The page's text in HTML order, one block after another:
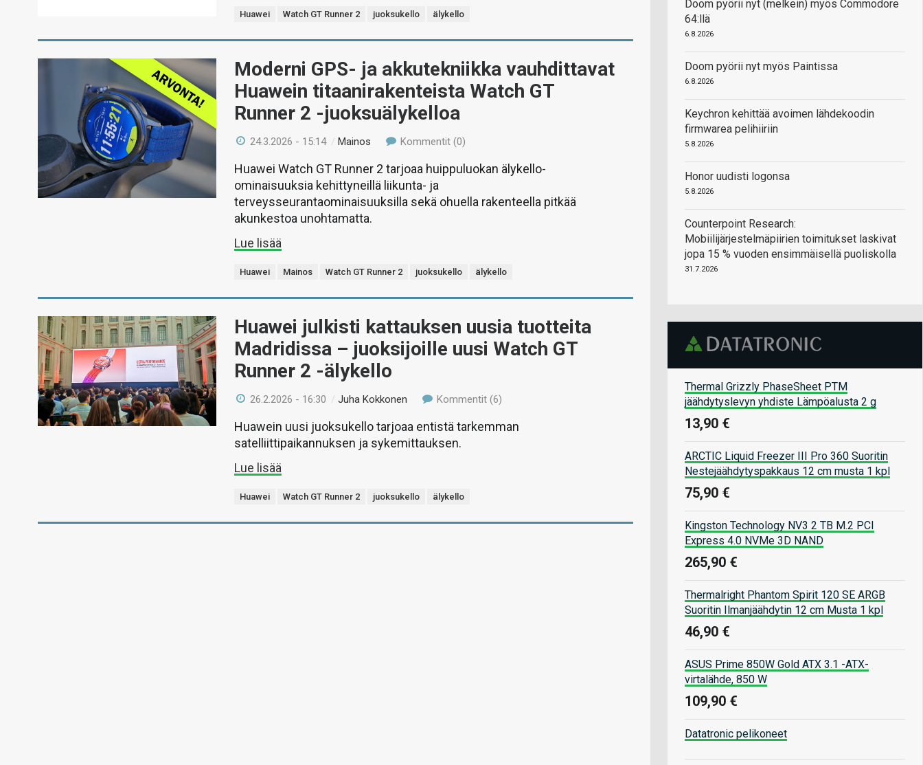
Huawei Watch GT Runner 2 juoksukello älykello
Moderni GPS- ja akkutekniikka vauhdittavat
Huawein titaanirakenteista Watch GT
Runner 2 -juoksuälykelloa
24.3.2026 - 15:14 /Mainos Kommentit (0)
Huawei Watch GT Runner 2 tarjoaa huippuluokan älykello-
ominaisuuksia kehittyneillä liikunta- ja
terveysseurantaominaisuuksilla sekä ohuella rakenteella pitkää
akunkestoa unohtamatta.
Lue lisää
Huawei Mainos Watch GT Runner 2 juoksukello älykello
Huawei julkisti kattauksen uusia tuotteita
Madridissa – juoksijoille uusi Watch GT
Runner 2 -älykello
26.2.2026 - 16:30 /Juha Kokkonen Kommentit (6)
Huawein uusi juoksukello tarjoaa entistä tarkemman
satelliittipaikannuksen ja sykemittauksen.
Lue lisää
Huawei Watch GT Runner 2 juoksukello älykello
Doom pyörii nyt (melkein) myös Commodore
64:llä
6.8.2026
Doom pyörii nyt myös Paintissa
6.8.2026
Keychron kehittää avoimen lähdekoodin
firmwarea pelihiiriin
5.8.2026
Honor uudisti logonsa
5.8.2026
Counterpoint Research:
Mobiilijärjestelmäpiirien toimitukset laskivat
jopa 15 % vuoden ensimmäisellä puoliskolla
31.7.2026
Thermal Grizzly PhaseSheet PTM
jäähdytyslevyn yhdiste Lämpöalusta 2 g
13,90 €
ARCTIC Liquid Freezer III Pro 360 Suoritin
Nestejäähdytyspakkaus 12 cm musta 1 kpl
75,90 €
Kingston Technology NV3 2 TB M.2 PCI
Express 4.0 NVMe 3D NAND
265,90 €
Thermalright Phantom Spirit 120 SE ARGB
Suoritin Ilmanjäähdytin 12 cm Musta 1 kpl
46,90 €
ASUS Prime 850W Gold ATX 3.1 -ATX-
virtalähde, 850 W
109,90 €
Datatronic pelikoneet